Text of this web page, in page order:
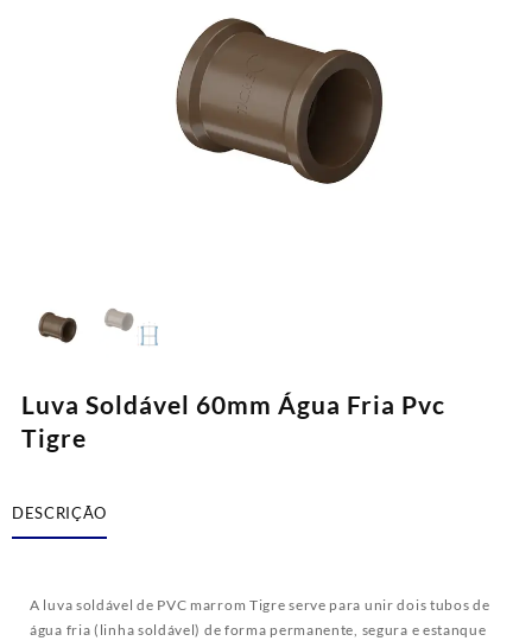
Luva Soldável 60mm Água Fria Pvc
Tigre
DESCRIÇÃO
A luva soldável de PVC marrom Tigre serve para unir dois tubos de
água fria (linha soldável) de forma permanente, segura e estanque